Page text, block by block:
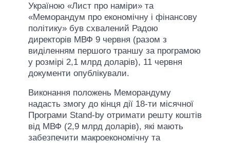
Україною «Лист про наміри» та
«Меморандум про економічну і фінансову
політику» був схвалений Радою
директорів МВФ 9 червня (разом з
виділенням першого траншу за програмою
у розмірі 2,1 млрд доларів), 11 червня
документи опублікували.
Виконання положень Меморандуму
надасть змогу до кінця дії 18-ти місячної
Програми Stand-by отримати решту коштів
від МВФ (2,9 млрд доларів), які мають
забезпечити макроекономічну та